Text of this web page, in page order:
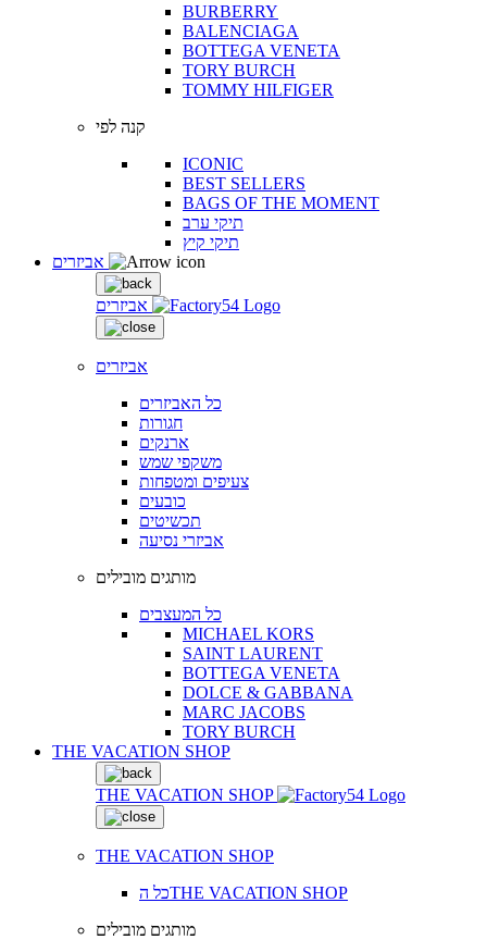
BURBERRY
BALENCIAGA
BOTTEGA VENETA
TORY BURCH
TOMMY HILFIGER
קנה לפי
ICONIC
BEST SELLERS
BAGS OF THE MOMENT
תיקי ערב
תיקי קיץ
אביזרים
אביזרים
כל האביזרים
חגורות
ארנקים
משקפי שמש
צעיפים ומטפחות
כובעים
תכשיטים
אביזרי נסיעה
מותגים מובילים
כל המעצבים
MICHAEL KORS
SAINT LAURENT
BOTTEGA VENETA
DOLCE & GABBANA
MARC JACOBS
TORY BURCH
THE VACATION SHOP
THE VACATION SHOP
THE VACATION SHOP
כל הTHE VACATION SHOP
מותגים מובילים